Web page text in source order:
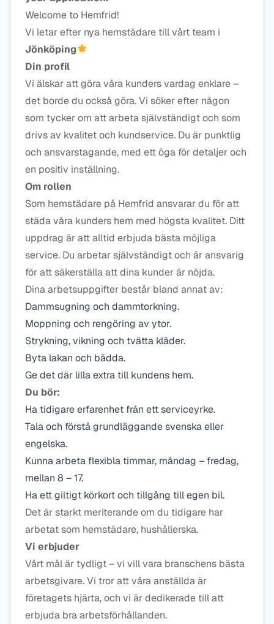
Welcome to Hemfrid!
Vi letar efter nya hemstädare till vårt team i
Jönköping
Din profil
Vi älskar att göra våra kunders vardag enklare –
det borde du också göra. Vi söker efter någon
som tycker om att arbeta självständigt och som
drivs av kvalitet och kundservice. Du är punktlig
och ansvarstagande, med ett öga för detaljer och
en positiv inställning.
Om rollen
Som hemstädare på Hemfrid ansvarar du för att
städa våra kunders hem med högsta kvalitet. Ditt
uppdrag är att alltid erbjuda bästa möjliga
service. Du arbetar självständigt och är ansvarig
för att säkerställa att dina kunder är nöjda.
Dina arbetsuppgifter består bland annat av:
Dammsugning och dammtorkning.
Moppning och rengöring av ytor.
Strykning, vikning och tvätta kläder.
Byta lakan och bädda.
Ge det där lilla extra till kundens hem.
Du bör:
Ha tidigare erfarenhet från ett serviceyrke.
Tala och förstå grundläggande svenska eller
engelska.
Kunna arbeta flexibla timmar, måndag – fredag,
mellan 8 – 17.
Ha ett giltigt körkort och tillgång till egen bil.
Det är starkt meriterande om du tidigare har
arbetat som hemstädare, hushållerska.
Vi erbjuder
Vårt mål är tydligt – vi vill vara branschens bästa
arbetsgivare. Vi tror att våra anställda är
företagets hjärta, och vi är dedikerade till att
erbjuda bra arbetsförhållanden.